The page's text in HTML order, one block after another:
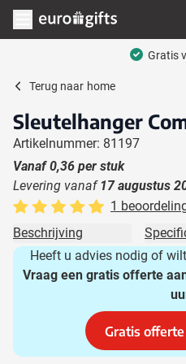
Ga naar de inhoud
Menu openen
Gratis
Terug naar home
Sleutelhanger
Artikelnummer: 81197
Vanaf0,36 per stuk
Levering vanaf 17 augustus
1
Beschrijving
Heeft u advies nodig of
Vraag een gratis offerte
Gratis